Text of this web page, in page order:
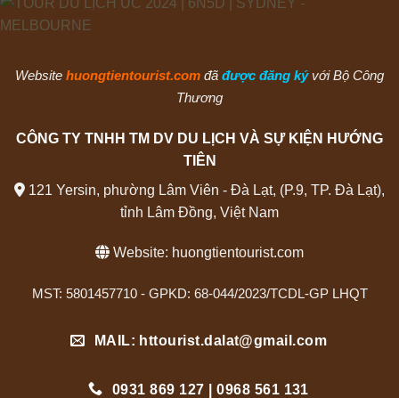
Website huongtientourist.com đã được đăng ký với Bộ Công
Thương
CÔNG TY TNHH TM DV DU LỊCH VÀ SỰ KIỆN HƯỚNG
TIÊN
121 Yersin, phường Lâm Viên - Đà Lạt, (P.9, TP. Đà Lạt),
tỉnh Lâm Đồng, Việt Nam
Website: huongtientourist.com
MST: 5801457710 - GPKD: 68-044/2023/TCDL-GP LHQT
MAIL: httourist.dalat@gmail.com
0931 869 127 | 0968 561 131